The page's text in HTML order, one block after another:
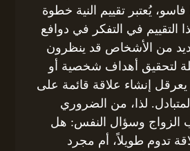
فاسو، يُعتبر تقييم النية خطوة
التقييم في التفكر في دوافع
من الأشخاص قد ينظرون
لتحقيق أهداف شخصية أو
يعرقل إنشاء علاقة قائمة على
لذا، من الضروري
الزواج وسؤال النفس: هل
تدوم طويلاً، أم مجرد